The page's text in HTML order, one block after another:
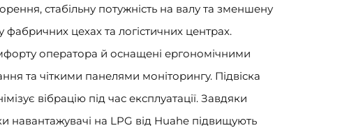
стабільну потужність на валу та зменшену
цехах та логістичних центрах.
оператора й оснащені ергономічними
та чіткими панелями моніторингу. Підвіска
вібрацію під час експлуатації. Завдяки
навантажувачі на LPG від Huahe підвищують